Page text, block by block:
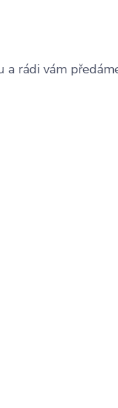
a rádi vám